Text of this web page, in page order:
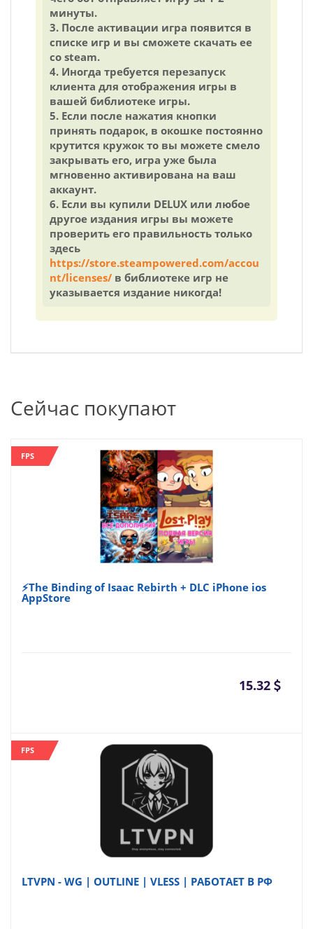
минуты.
3. После активации игра появится в
списке игр и вы сможете скачать ее
со steam.
4. Иногда требуется перезапуск
клиента для отображения игры в
вашей библиотеке игры.
5. Если после нажатия кнопки
принять подарок, в окошке постоянно
крутится кружок то вы можете смело
закрывать его, игра уже была
мгновенно активирована на ваш
аккаунт.
6. Если вы купили DELUX или любое
другое издания игры вы можете
проверить его правильность только
здесь
https://store.steampowered.com/accou
nt/licenses/ в библиотеке игр не
указывается издание никогда!
Сейчас покупают
FPS
⚡The Binding of Isaac Rebirth + DLC iPhone ios
AppStore
15.32
FPS
LTVPN - WG | OUTLINE | VLESS | РАБОТАЕТ В РФ